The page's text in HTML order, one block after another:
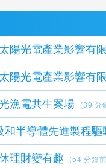
陽光電產業影響有限
陽光電產業影響有限
漁電共生案場 (39 分
半導體先進製程驅
理財變有趣 (54 分鐘